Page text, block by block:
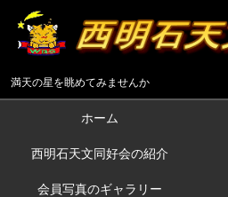
満天の星を眺めてみませんか
ホーム
西明石天文同好会の紹介
会員写真のギャラリー